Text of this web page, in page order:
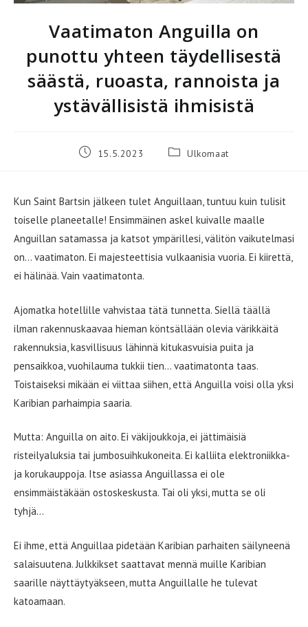
Vaatimaton Anguilla on
punottu yhteen täydellisestä
säästä, ruoasta, rannoista ja
ystävällisistä ihmisistä
Artikkeli15.5.2023
Artikkelin
Ulkomaat
Kun Saint Bartsin jälkeen tulet Anguillaan, tuntuu kuin tulisit
toiselle planeetalle! Ensimmäinen askel kuivalle maalle
Anguillan satamassa ja katsot ympärillesi, välitön vaikutelmasi
on… vaatimaton. Ei majesteettisia vulkaanisia vuoria. Ei kiirettä,
ei hälinää. Vain vaatimatonta.
Ajomatka hotellille vahvistaa tätä tunnetta. Siellä täällä
ilman rakennuskaavaa hieman köntsällään olevia värikkäitä
rakennuksia, kasvillisuus lähinnä kitukasvuisia puita ja
pensaikkoa, vuohilauma tukkii tien… vaatimatonta taas.
Toistaiseksi mikään ei viittaa siihen, että Anguilla voisi olla yksi
Karibian parhaimpia saaria.
Mutta: Anguilla on aito. Ei väkijoukkoja, ei jättimäisiä
risteilyaluksia tai jumbosuihkukoneita. Ei kalliita elektroniikka-
ja korukauppoja. Itse asiassa Anguillassa ei ole
ensimmäistäkään ostoskeskusta. Tai oli yksi, mutta se oli
tyhjä…
Ei ihme, että Anguillaa pidetään Karibian parhaiten säilyneenä
salaisuutena. Julkkikset saattavat mennä muille Karibian
saarille näyttäytyäkseen, mutta Anguillalle he tulevat
katoamaan.